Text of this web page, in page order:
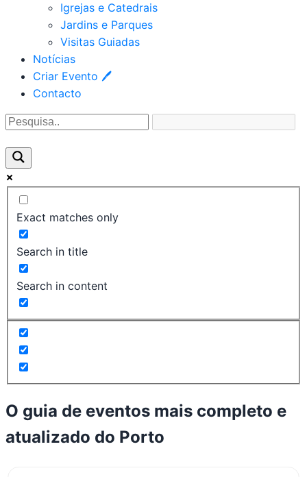
Igrejas e Catedrais
Jardins e Parques
Visitas Guiadas
Notícias
Criar Evento 🖊
Contacto
Exact matches only
Search in title
Search in content
O guia de eventos mais completo e
atualizado do Porto